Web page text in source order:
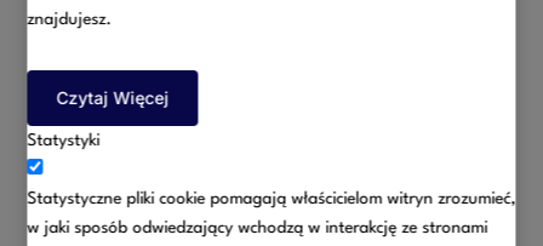
znajdujesz.
Czytaj Więcej
Statystyki
Statystyczne pliki cookie pomagają właścicielom witryn zrozumieć,
w jaki sposób odwiedzający wchodzą w interakcję ze stronami